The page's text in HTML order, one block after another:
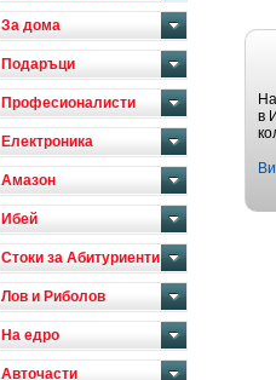
За дома
Подаръци
Професионалисти
Електроника
Амазон
Ибей
Стоки за Абитуриенти
Лов и Риболов
На едро
Авточасти
в